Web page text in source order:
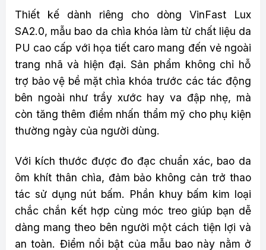
Thiết kế dành riêng cho dòng VinFast Lux
SA2.0, mẫu bao da chìa khóa làm từ chất liệu da
PU cao cấp với họa tiết caro mang đến vẻ ngoài
trang nhã và hiện đại. Sản phẩm không chỉ hỗ
trợ bảo vệ bề mặt chìa khóa trước các tác động
bên ngoài như trầy xước hay va đập nhẹ, mà
còn tăng thêm điểm nhấn thẩm mỹ cho phụ kiện
thường ngày của người dùng.
Với kích thước được đo đạc chuẩn xác, bao da
ôm khít thân chìa, đảm bảo không cản trở thao
tác sử dụng nút bấm. Phần khuy bấm kim loại
chắc chắn kết hợp cùng móc treo giúp bạn dễ
dàng mang theo bên người một cách tiện lợi và
an toàn. Điểm nổi bật của mẫu bao này nằm ở